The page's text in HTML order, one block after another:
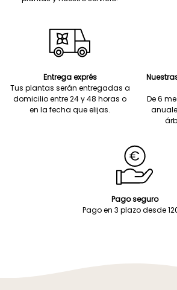
Entrega exprés
Tus plantas serán entregadas a
domicilio entre 24 y 48 horas o
en la fecha que elijas.
De 6
Pago seguro
Pago en 3 plazo desde